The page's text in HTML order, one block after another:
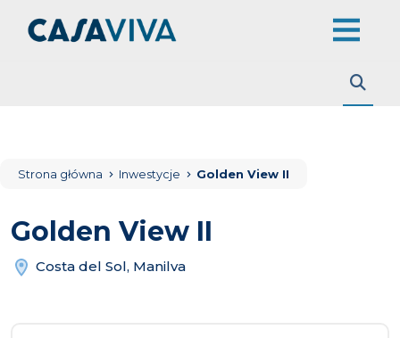
Strona główna Inwestycje Golden View II
Golden View II
Costa del Sol, Manilva